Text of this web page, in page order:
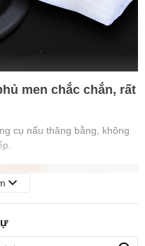
men chắc chắn, rất
cụ nấu thăng bằng, không